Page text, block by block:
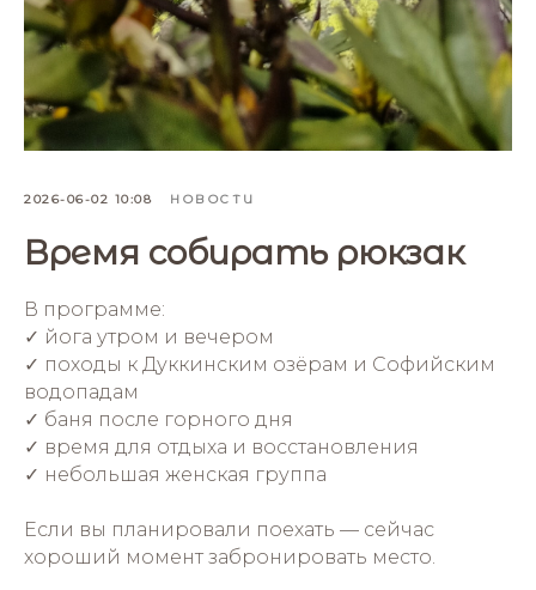
2026-06-02 10:08 НОВОСТИ
Время собирать рюкзак
В программе:
✓ йога утром и вечером
✓ походы к Дуккинским озёрам и Софийским
водопадам
✓ баня после горного дня
✓ время для отдыха и восстановления
✓ небольшая женская группа
Если вы планировали поехать — сейчас
хороший момент забронировать место.